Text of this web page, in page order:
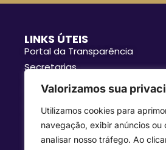
Valorizamos sua
Utilizamos cookies para
navegação, exibir anúncios
analisar nosso tráfego. Ao
LINKS ÚTEIS
Portal da Transparência
Secretarias
Procuradoria e Controladoria
Ouvidoria
Radar Transparência